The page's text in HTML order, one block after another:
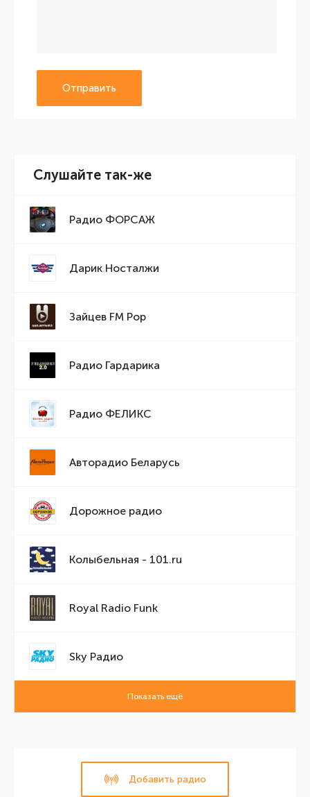
Отправить
Слушайте так-же
Радио ФОРСАЖ
Дарик Носталжи
Зайцев FM Pop
Радио Гардарика
Радио ФЕЛИКС
Авторадио Беларусь
Дорожное радио
Колыбельная - 101.ru
Royal Radio Funk
Sky Радио
Показать ещё
Добавить радио